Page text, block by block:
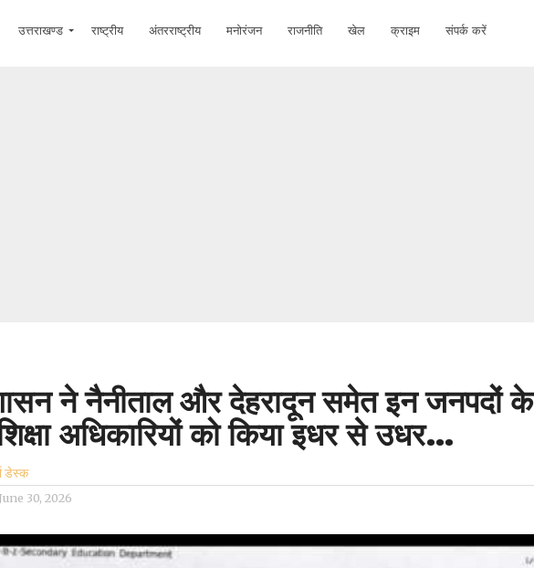
उत्तराखण्ड राष्ट्रीय अंतरराष्ट्रीय मनोरंजन राजनीति खेल क्राइम संपर्क करें
ने नैनीताल और देहरादून समेत इन जनपदों के
अधिकारियों को किया इधर से उधर…
डेस्क
30, 2026